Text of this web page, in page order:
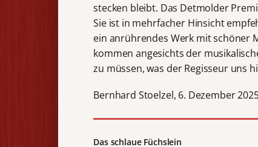
stecken bleibt. Das Detmolder
Sie ist in mehrfacher Hinsicht
ein anrührendes Werk mit schöner
kommen angesichts der
zu müssen, was der Regisseur uns
Bernhard Stoelzel, 6. Dezember
Das schlaue Füchslein